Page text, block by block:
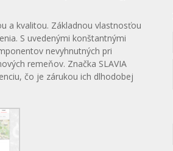
a kvalitou. Základnou vlastnosťou
S uvedenými konštantnými
nevyhnutných pri
remeňov. Značka SLAVIA
čo je zárukou ich dlhodobej